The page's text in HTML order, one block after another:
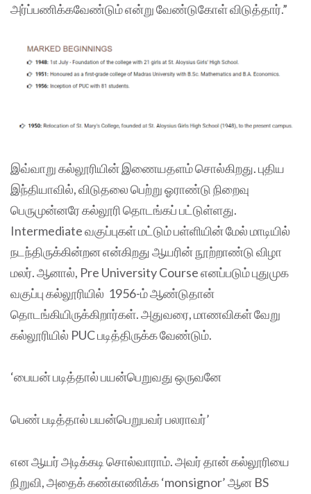
அர்ப்பணிக்கவேண்டும் என்று வேண்டுகோள் விடுத்தார்.”
இவ்வாறு கல்லூரியின் இணையதளம் சொல்கிறது. புதிய
இந்தியாவில், விடுதலை பெற்று ஓராண்டு நிறைவு
பெருமுன்னரே கல்லூரி தொடங்கப் பட்டுள்ளது.
Intermediate வகுப்புகள் மட்டும் பள்ளியின் மேல் மாடியில்
நடந்திருக்கின்றன என்கிறது ஆயரின் நூற்றாண்டு விழா
மலர். ஆனால், Pre University Course எனப்படும் புதுமுக
வகுப்பு கல்லூரியில் 1956-ம் ஆண்டுதான்
தொடங்கியிருக்கிறார்கள். அதுவரை, மாணவிகள் வேறு
கல்லூரியில் PUC படித்திருக்க வேண்டும்.
‘பையன் படித்தால் பயன்பெறுவது ஒருவனே
பெண் படித்தால் பயன்பெறுபவர் பலராவர்’
என ஆயர் அடிக்கடி சொல்வாராம். அவர் தான் கல்லூரியை
நிறுவி, அதைக் கண்காணிக்க ‘monsignor’ ஆன BS